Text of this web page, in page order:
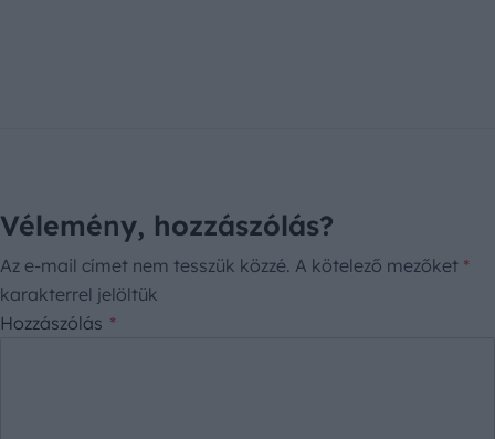
Vélemény, hozzászólás?
Az e-mail címet nem tesszük közzé. A kötelező mezőket *
karakterrel jelöltük
Hozzászólás *